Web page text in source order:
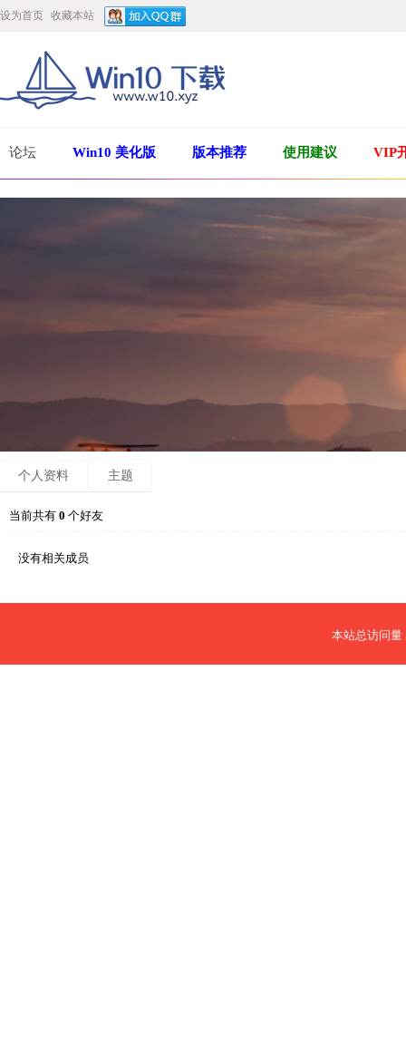
设为首页 收藏本站
论坛 Win10 美化版 版本推荐 使用建议 VIP
个人资料 主题
当前共有 0 个好友
没有相关成员
本站总访问量